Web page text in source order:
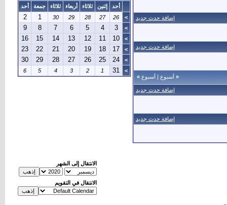
إضافة حدث جديد
إضافة حدث جديد
« أسبوع | أسبوع »
إضافة حدث جديد
إضافة حدث جديد
أحد إثنين ثلاثاء أربعاء ثلاثاء جمعة
أحد
>
26
27
28
29
30
1
2
>
3
4
5
6
7
8
9
>
10
11
12
13
14
15
16
>
17
18
19
20
21
22
23
>
24
25
26
27
28
29
30
>
31
1
2
3
4
5
6
الانتقال إلى الشهر
الانتقال في التقويم